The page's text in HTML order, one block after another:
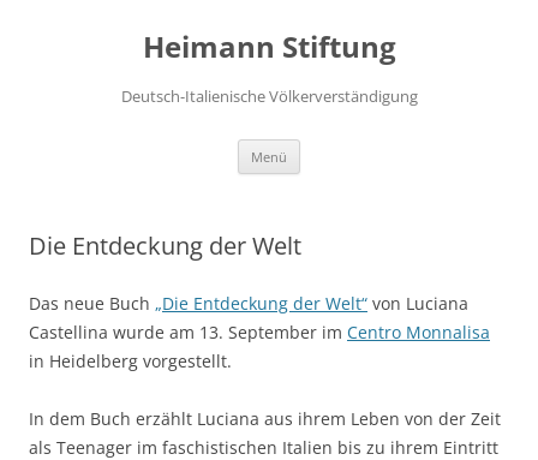
Heimann Stiftung
Deutsch-Italienische Völkerverständigung
Menü
Die Entdeckung der Welt
Das neue Buch „Die Entdeckung der Welt“ von Luciana
Castellina wurde am 13. September im Centro Monnalisa
in Heidelberg vorgestellt.
In dem Buch erzählt Luciana aus ihrem Leben von der Zeit
als Teenager im faschistischen Italien bis zu ihrem Eintritt